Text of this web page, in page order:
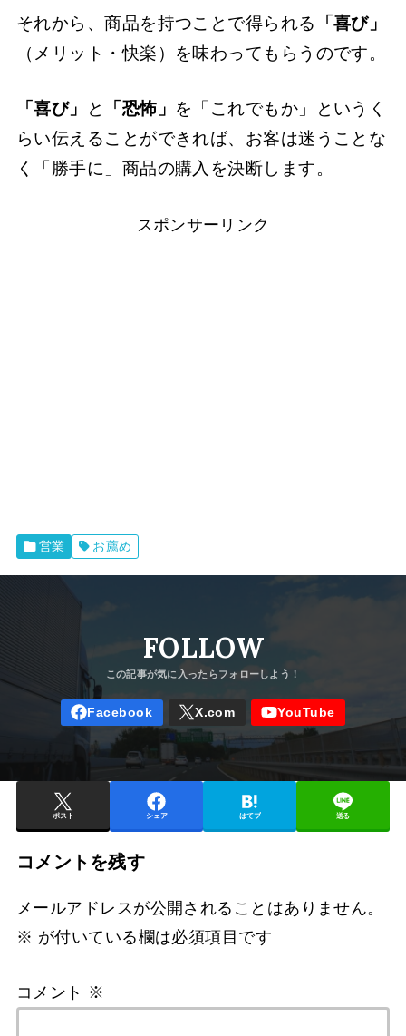
それから、商品を持つことで得られる
「喜び」
（メリット・快楽）を味わってもらうのです。
「喜び」 と 「恐怖」 を「これでもか」というく
らい伝えることができれば、お客は迷うことな
く「勝手に」商品の購入を決断します。
スポンサーリンク
営業 お薦め
FOLLOW
ポスト シェア はてブ 送る
コメントを残す
メールアドレスが公開されることはありません。
※ が付いている欄は必須項目です
コメント ※